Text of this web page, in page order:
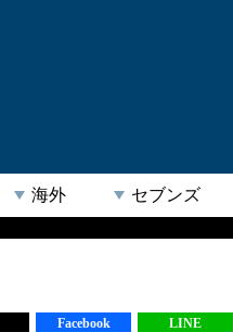
海外 セブンズ
Facebook LINE